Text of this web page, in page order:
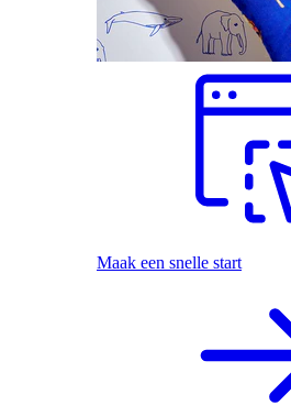
Maak een snelle start